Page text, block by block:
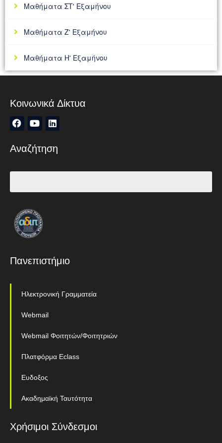
Μαθήματα ΣΤ' Εξαμήνου
Μαθήματα Ζ' Εξαμήνου
Μαθήματα Η' Εξαμήνου
Κοινωνικά Δίκτυα
Αναζήτηση
Πανεπιστήμιο
Ηλεκτρονική Γραμματεία
Webmail
Webmail Φοιτητών/Φοιτητριών
Πλατφόρμα Eclass
Ευδοξος
Ακαδημαϊκή Ταυτότητα
Χρήσιμοι Σύνδεσμοι